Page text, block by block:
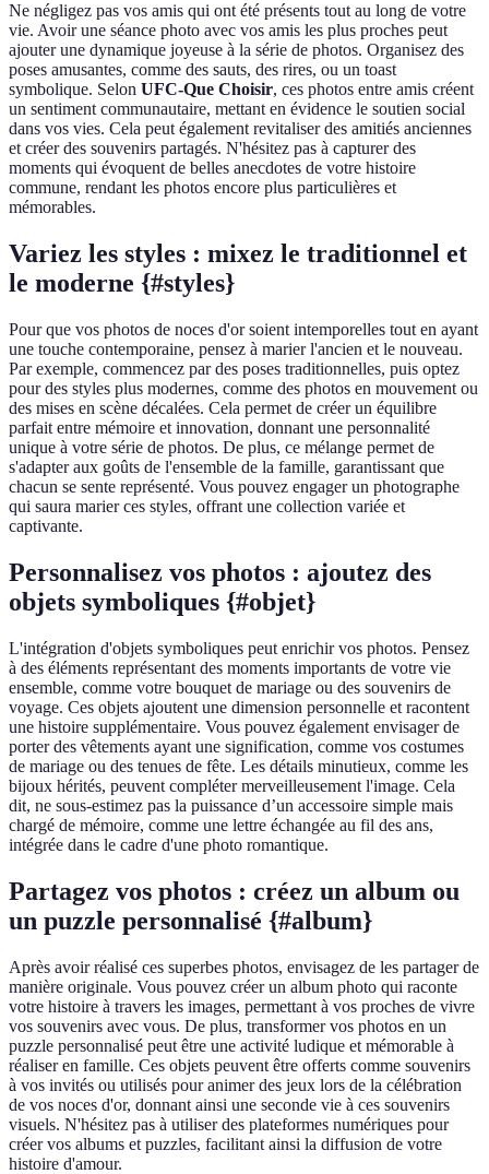
Ne négligez pas vos amis qui ont été présents tout au long de votre
vie. Avoir une séance photo avec vos amis les plus proches peut
ajouter une dynamique joyeuse à la série de photos. Organisez des
poses amusantes, comme des sauts, des rires, ou un toast
symbolique. Selon UFC-Que Choisir, ces photos entre amis créent
un sentiment communautaire, mettant en évidence le soutien social
dans vos vies. Cela peut également revitaliser des amitiés anciennes
et créer des souvenirs partagés. N'hésitez pas à capturer des
moments qui évoquent de belles anecdotes de votre histoire
commune, rendant les photos encore plus particulières et
mémorables.
Variez les styles : mixez le traditionnel et
le moderne {#styles}
Pour que vos photos de noces d'or soient intemporelles tout en ayant
une touche contemporaine, pensez à marier l'ancien et le nouveau.
Par exemple, commencez par des poses traditionnelles, puis optez
pour des styles plus modernes, comme des photos en mouvement ou
des mises en scène décalées. Cela permet de créer un équilibre
parfait entre mémoire et innovation, donnant une personnalité
unique à votre série de photos. De plus, ce mélange permet de
s'adapter aux goûts de l'ensemble de la famille, garantissant que
chacun se sente représenté. Vous pouvez engager un photographe
qui saura marier ces styles, offrant une collection variée et
captivante.
Personnalisez vos photos : ajoutez des
objets symboliques {#objet}
L'intégration d'objets symboliques peut enrichir vos photos. Pensez
à des éléments représentant des moments importants de votre vie
ensemble, comme votre bouquet de mariage ou des souvenirs de
voyage. Ces objets ajoutent une dimension personnelle et racontent
une histoire supplémentaire. Vous pouvez également envisager de
porter des vêtements ayant une signification, comme vos costumes
de mariage ou des tenues de fête. Les détails minutieux, comme les
bijoux hérités, peuvent compléter merveilleusement l'image. Cela
dit, ne sous-estimez pas la puissance d’un accessoire simple mais
chargé de mémoire, comme une lettre échangée au fil des ans,
intégrée dans le cadre d'une photo romantique.
Partagez vos photos : créez un album ou
un puzzle personnalisé {#album}
Après avoir réalisé ces superbes photos, envisagez de les partager de
manière originale. Vous pouvez créer un album photo qui raconte
votre histoire à travers les images, permettant à vos proches de vivre
vos souvenirs avec vous. De plus, transformer vos photos en un
puzzle personnalisé peut être une activité ludique et mémorable à
réaliser en famille. Ces objets peuvent être offerts comme souvenirs
à vos invités ou utilisés pour animer des jeux lors de la célébration
de vos noces d'or, donnant ainsi une seconde vie à ces souvenirs
visuels. N'hésitez pas à utiliser des plateformes numériques pour
créer vos albums et puzzles, facilitant ainsi la diffusion de votre
histoire d'amour.